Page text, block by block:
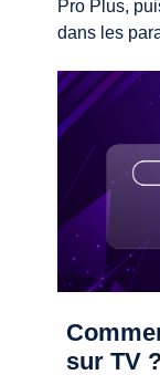
Pro Plus,
dans les
sur TV